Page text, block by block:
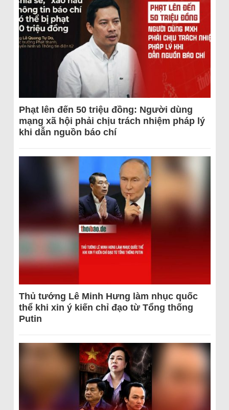
Phạt lên đến 50 triệu đồng: Người dùng
mạng xã hội phải chịu trách nhiệm pháp lý
khi dẫn nguồn báo chí
Thủ tướng Lê Minh Hưng làm nhục quốc
thể khi xin ý kiến chỉ đạo từ Tổng thống
Putin